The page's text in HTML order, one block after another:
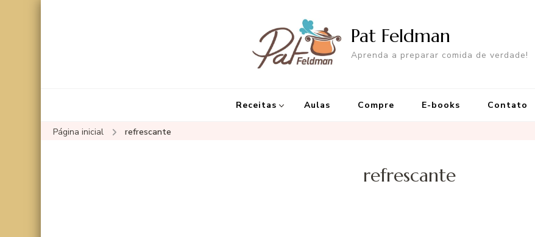
Pat Feldman
Aprenda a preparar comida de verdade!
Receitas Aulas Compre E-books Contato
Página inicial refrescante
refrescante